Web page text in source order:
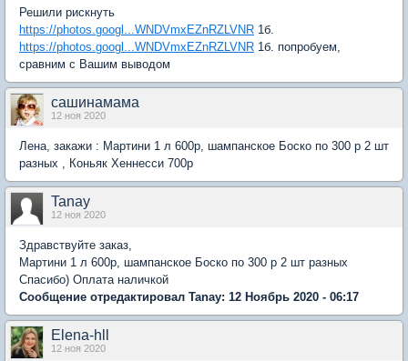
Решили рискнуть
https://photos.googl...WNDVmxEZnRZLVNR 1б.
https://photos.googl...WNDVmxEZnRZLVNR 1б. попробуем,
сравним с Вашим выводом
сашинамама
12 ноя 2020
Лена, закажи : Мартини 1 л 600р, шампанское Боско по 300 р 2 шт
разных , Коньяк Хеннесси 700р
Tanay
12 ноя 2020
Здравствуйте заказ,
Мартини 1 л 600р, шампанское Боско по 300 р 2 шт разных
Спасибо) Оплата наличкой
Сообщение отредактировал Tanay: 12 Ноябрь 2020 - 06:17
Elena-hll
12 ноя 2020